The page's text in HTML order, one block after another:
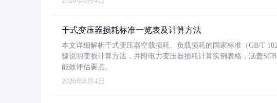
干式变压器损耗标准一览表及计算方法
本文详细解析干式变压器空载损耗、负载损耗的国家标准（GB/T
骤说明变损计算方法，并附电力变压器损耗计算实例表格，涵盖
能效评估要点。
2026年8月4日